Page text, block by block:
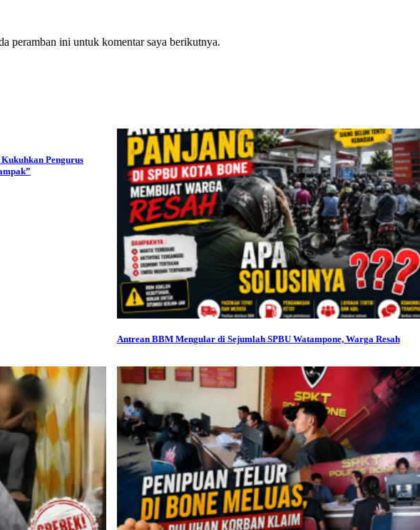
peramban ini untuk komentar saya berikutnya.
Pengurus
Antrean BBM Mengular di Sejumlah SPBU Watampone, Warga Resah